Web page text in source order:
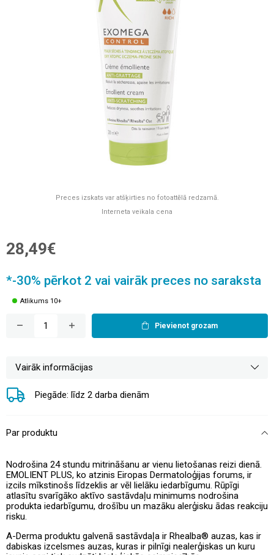
Preces izskats var atšķirties no fotoattēlā redzamā.
Interneta veikala cena
28,49€
*-30% pērkot 2 vai vairāk preces no saraksta
Atlikums 10+
Pievienot grozam
Vairāk informācijas
Piegāde: līdz 2 darba dienām
Par produktu
Nodrošina 24 stundu mitrināšanu ar vienu lietošanas reizi dienā.
EMOLIENT PLUS, ko atzinis Eiropas Dermatoloģijas forums, ir
izcils mīkstinošs līdzeklis ar vēl lielāku iedarbīgumu. Rūpīgi
atlasītu svarīgāko aktīvo sastāvdaļu minimums nodrošina
produkta iedarbīgumu, drošību un mazāku alerģisku ādas reakciju
risku.
A-Derma produktu galvenā sastāvdaļa ir Rhealba® auzas, kas ir
dabiskas izcelsmes auzas, kuras ir pilnīgi nealerģiskas un kuru